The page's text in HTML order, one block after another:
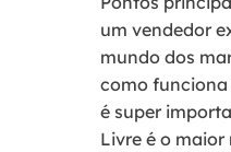
um vendedor
mundo dos
como funciona
é super
Livre é o maior